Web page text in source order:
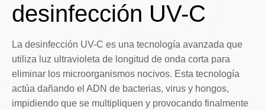
desinfección UV-C
La desinfección UV-C es una tecnología avanzada que
utiliza luz ultravioleta de longitud de onda corta para
eliminar los microorganismos nocivos. Esta tecnología
actúa dañando el ADN de bacterias, virus y hongos,
impidiendo que se multipliquen y provocando finalmente